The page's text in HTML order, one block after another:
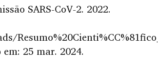
SARS-CoV-2. 2022.
em: 25 mar. 2024.